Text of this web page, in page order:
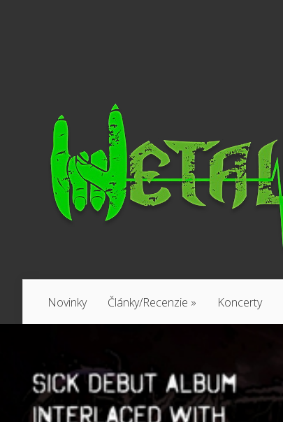
Novinky Články/Recenzie » Koncerty